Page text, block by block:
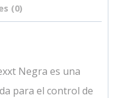
(0)
Negra es una
para el control de